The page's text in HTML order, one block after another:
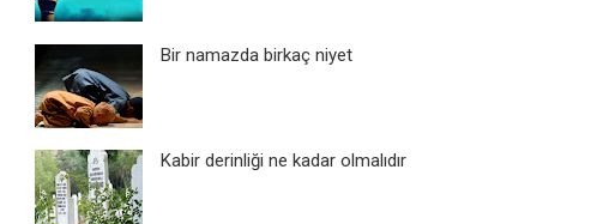
Bir namazda birkaç niyet
Kabir derinliği ne kadar olmalıdır